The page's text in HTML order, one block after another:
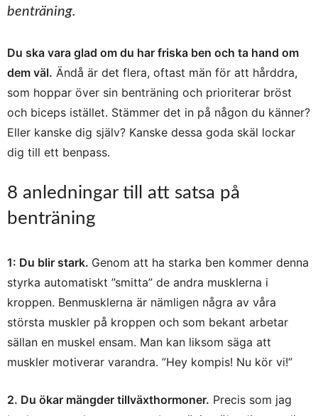
benträning.
Du ska vara glad om du har friska ben och ta hand om
dem väl. Ändå är det flera, oftast män för att hårddra,
som hoppar över sin benträning och prioriterar bröst
och biceps istället. Stämmer det in på någon du känner?
Eller kanske dig själv? Kanske dessa goda skäl lockar
dig till ett benpass.
8 anledningar till att satsa på
benträning
1: Du blir stark. Genom att ha starka ben kommer denna
styrka automatiskt ”smitta” de andra musklerna i
kroppen. Benmusklerna är nämligen några av våra
största muskler på kroppen och som bekant arbetar
sällan en muskel ensam. Man kan liksom säga att
muskler motiverar varandra. ”Hey kompis! Nu kör vi!”
2. Du ökar mängder tillväxthormoner. Precis som jag